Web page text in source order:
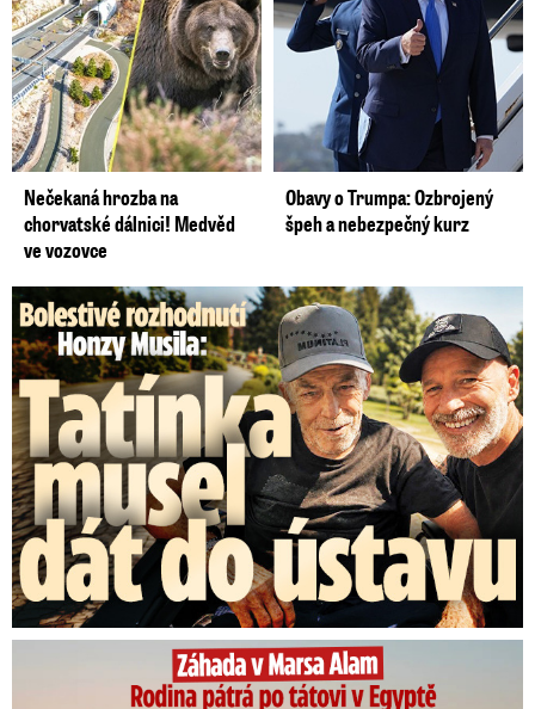
Nečekaná hrozba na
chorvatské dálnici! Medvěd
ve vozovce
Obavy o Trumpa: Ozbrojený
špeh a nebezpečný kurz
Bolestivé rozhodnutí Honzy Musila: Tátu musel dát do ústavu
Rodina pátrá po tátovi v Egyptě: Jirka umřel?!